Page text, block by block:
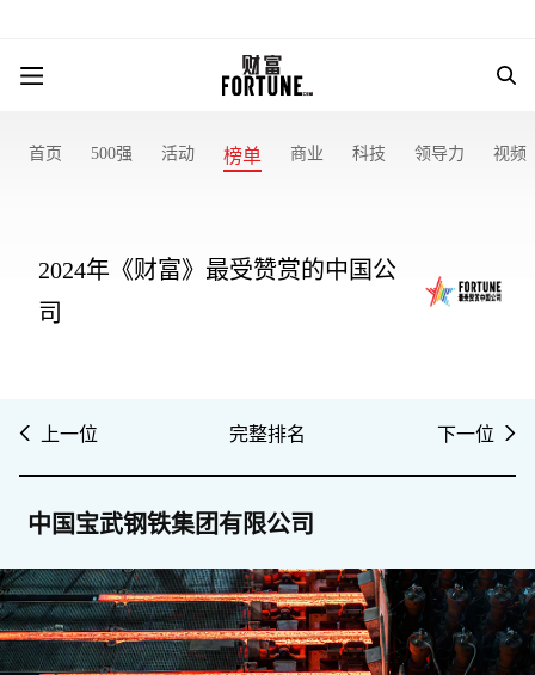
首页 500强 活动 榜单 商业 科技 领导力 视频
2024年《财富》最受赞赏的中国公
司
上一位 完整排名 下一位
中国宝武钢铁集团有限公司